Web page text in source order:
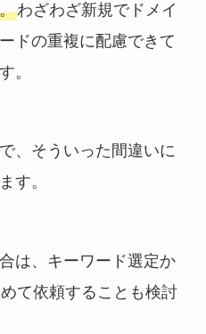
わざわざ新規でドメイ
ドの重複に配慮できて
。
、そういった間違いに
す。
は、キーワード選定か
て依頼することも検討